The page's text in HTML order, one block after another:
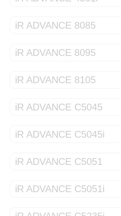
iR ADVANCE 8085
iR ADVANCE 8095
iR ADVANCE 8105
iR ADVANCE C5045
iR ADVANCE C5045i
iR ADVANCE C5051
iR ADVANCE C5051i